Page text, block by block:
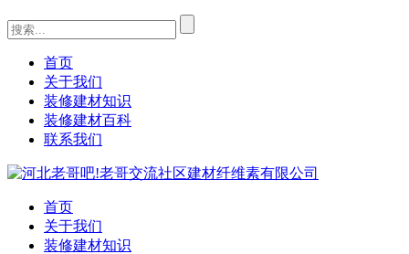
首页
关于我们
装修建材知识
装修建材百科
联系我们
首页
关于我们
装修建材知识